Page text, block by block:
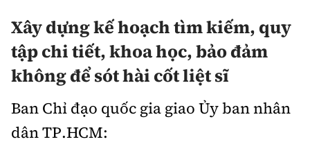
Xây dựng kế hoạch tìm kiếm, quy
tập chi tiết, khoa học, bảo đảm
không để sót hài cốt liệt sĩ
Ban Chỉ đạo quốc gia giao Ủy ban nhân
dân TP.HCM: